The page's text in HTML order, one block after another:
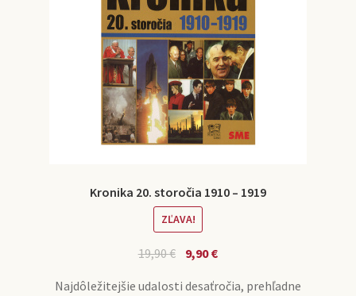
Kronika 20. storočia 1910 – 1919
ZĽAVA!
19,90€ 9,90€
Najdôležitejšie udalosti desaťročia, prehľadne